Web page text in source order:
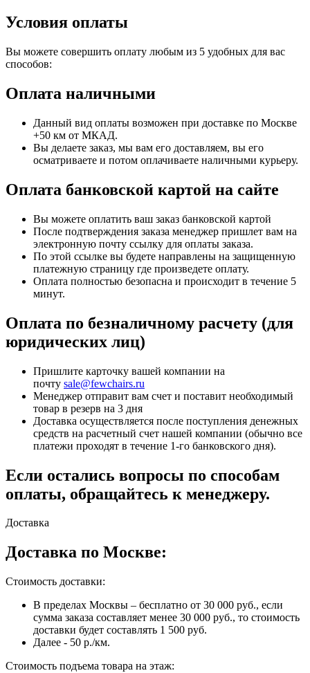
Условия оплаты
Вы можете совершить оплату любым из 5 удобных для вас
способов:
Оплата наличными
Данный вид оплаты возможен при доставке по Москве
+50 км от МКАД.
Вы делаете заказ, мы вам его доставляем, вы его
осматриваете и потом оплачиваете наличными курьеру.
Оплата банковской картой на сайте
Вы можете оплатить ваш заказ банковской картой
После подтверждения заказа менеджер пришлет вам на
электронную почту ссылку для оплаты заказа.
По этой ссылке вы будете направлены на защищенную
платежную страницу где произведете оплату.
Оплата полностью безопасна и происходит в течение 5
минут.
Оплата по безналичному расчету (для
юридических лиц)
Пришлите карточку вашей компании на
почту sale@fewchairs.ru
Менеджер отправит вам счет и поставит необходимый
товар в резерв на 3 дня
Доставка осуществляется после поступления денежных
средств на расчетный счет нашей компании (обычно все
платежи проходят в течение 1-го банковского дня).
Если остались вопросы по способам
оплаты, обращайтесь к менеджеру.
Доставка
Доставка по Москве:
Стоимость доставки:
В пределах Москвы – бесплатно от 30 000 руб., если
сумма заказа составляет менее 30 000 руб., то стоимость
доставки будет составлять 1 500 руб.
Далее - 50 р./км.
Стоимость подъема товара на этаж: